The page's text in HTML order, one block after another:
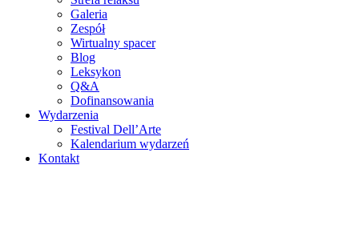
Galeria
Zespół
Wirtualny spacer
Blog
Leksykon
Q&A
Dofinansowania
Wydarzenia
Festival Dell’Arte
Kalendarium wydarzeń
Kontakt